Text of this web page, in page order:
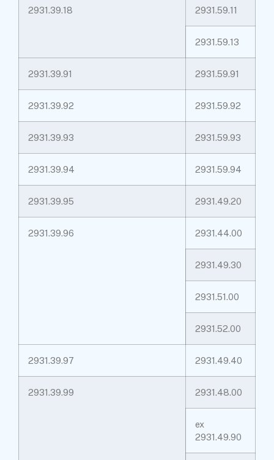
2931.39.18 2931.59.11
2931.59.13
2931.39.91 2931.59.91
2931.39.92 2931.59.92
2931.39.93 2931.59.93
2931.39.94 2931.59.94
2931.39.95 2931.49.20
2931.39.96 2931.44.00
2931.49.30
2931.51.00
2931.52.00
2931.39.97 2931.49.40
2931.39.99 2931.48.00
ex
2931.49.90